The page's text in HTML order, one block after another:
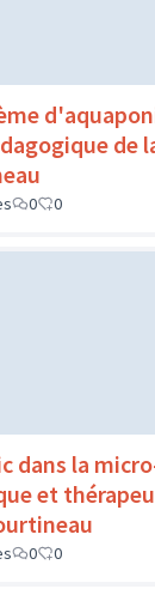
de
0 0
dans la
et
0 0